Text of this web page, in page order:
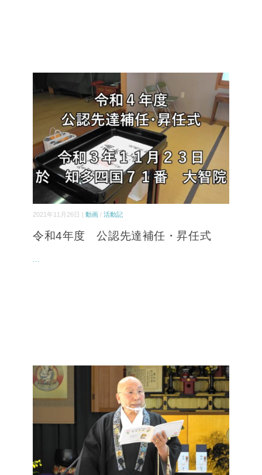
2021年11月26日 | 動画 / 活動記
令和4年度 公認先達補任・昇任式
...